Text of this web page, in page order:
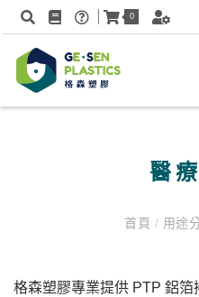
0
醫
首頁 / 用途
格森塑膠專業提供 PTP 鋁